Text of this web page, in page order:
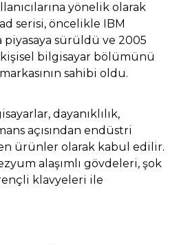
yönelik olarak
serisi, öncelikle IBM
piyasaya sürüldü ve 2005
kişisel bilgisayar bölümünü
sahibi oldu.
dayanıklılık,
açısından endüstri
ürünler olarak kabul edilir.
alaşımlı gövdeleri, şok
klavyeleri ile